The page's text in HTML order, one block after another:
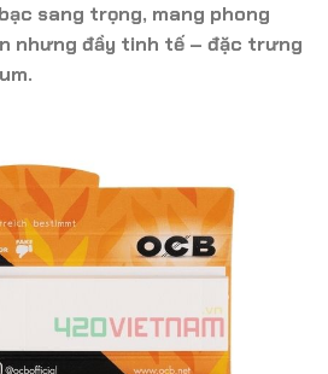
sang trọng, mang phong
nhưng đầy tinh tế – đặc trưng
.